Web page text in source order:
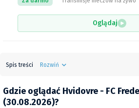
Oglądaj
Spis treści Rozwiń
Gdzie oglądać Hvidovre - FC
(30.08.2026)?